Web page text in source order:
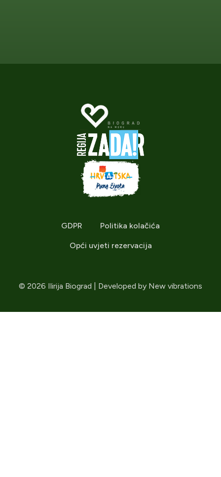
GDPR Politika kolačića
Opći uvjeti rezervacija
© 2026 Ilirija Biograd | Developed by New vibrations